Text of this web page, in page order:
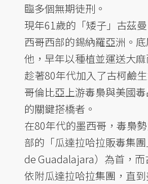
臨多個無期徒刑。
現年61歲的「矮子」古茲
西哥西部的錫納羅亞洲。
他，早年以種植並運送大
趁著80年代加入了古柯鹼
哥倫比亞上游毒梟與美國
的關鍵搭橋者。
在80年代的墨西哥，毒梟
部的「瓜達拉哈拉販毒集
de Guadalajara）為首，而
依附瓜達拉哈拉集團，直